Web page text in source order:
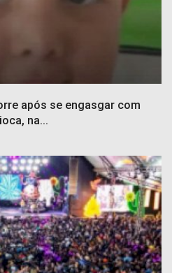
após se engasgar com
na...